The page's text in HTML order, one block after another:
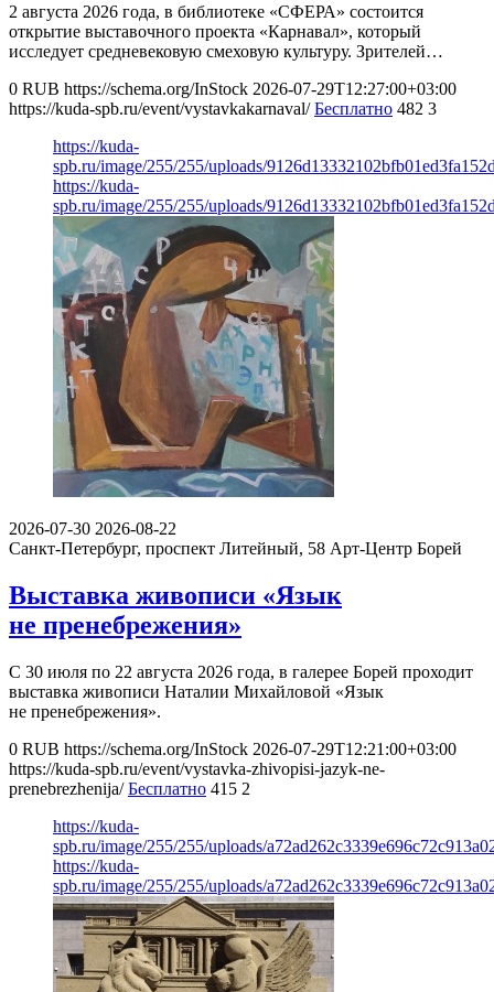
2 августа 2026 года, в библиотеке «СФЕРА» состоится
открытие выставочного проекта «Карнавал», который
исследует средневековую смеховую культуру. Зрителей…
0 RUB https://schema.org/InStock 2026-07-29T12:27:00+03:00
https://kuda-spb.ru/event/vystavkakarnaval/ Бесплатно 482 3
https://kuda-
spb.ru/image/255/255/uploads/
https://kuda-
spb.ru/image/255/255/uploads/
2026-07-30 2026-08-22
Санкт-Петербург, проспект Литейный, 58 Арт-Центр Борей
Выставка живописи «Язык
не пренебрежения»
С 30 июля по 22 августа 2026 года, в галерее Борей проходит
выставка живописи Наталии Михайловой «Язык
не пренебрежения».
0 RUB https://schema.org/InStock 2026-07-29T12:21:00+03:00
https://kuda-spb.ru/event/vystavka-zhivopisi-jazyk-ne-
prenebrezhenija/ Бесплатно 415 2
https://kuda-
spb.ru/image/255/255/uploads/
https://kuda-
spb.ru/image/255/255/uploads/